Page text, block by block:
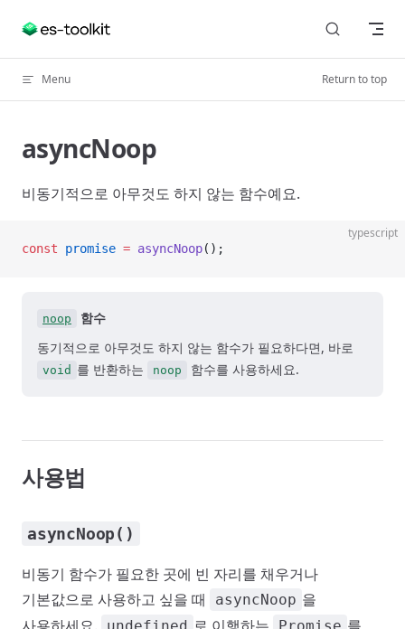
Skip to content
Menu Return to top
asyncNoop
비동기적으로 아무것도 하지 않는 함수예요.
typescript
const promise = asyncNoop();
noop
함수
동기적으로 아무것도 하지 않는 함수가 필요하다면, 바로
void 를 반환하는 noop 함수를 사용하세요.
사용법
asyncNoop()
비동기 함수가 필요한 곳에 빈 자리를 채우거나
기본값으로 사용하고 싶을 때
asyncNoop 을